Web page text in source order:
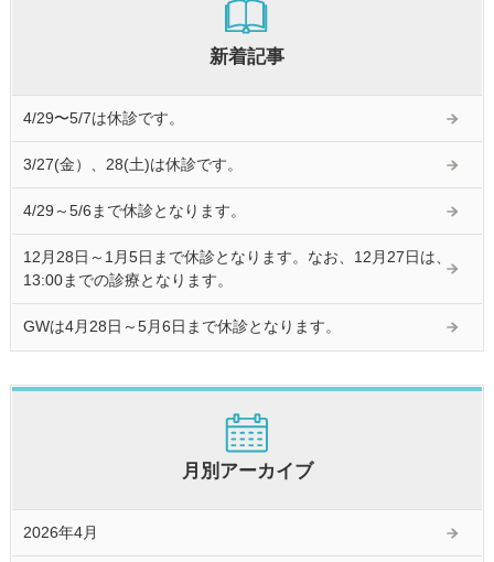
新着記事
4/29〜5/7は休診です。
3/27(金）、28(土)は休診です。
4/29～5/6まで休診となります。
12月28日～1月5日まで休診となります。なお、12月27日は、
13:00までの診療となります。
GWは4月28日～5月6日まで休診となります。
月別アーカイブ
2026年4月